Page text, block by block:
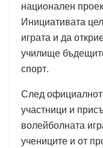
национален
Инициативата
играта и да
училище
спорт.
След
участници и
волейболната
учениците и от